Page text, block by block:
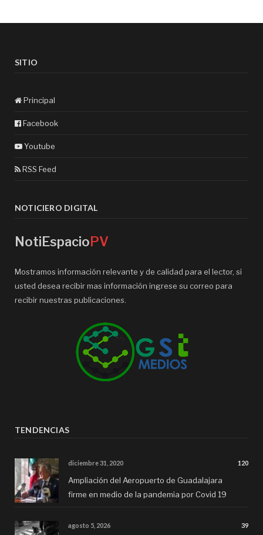
SITIO
Principal
Facebook
Youtube
RSS Feed
NOTICIERO DIGITAL
NotiEspacio PV
Mostramos información relevante y de calidad para el lector, si
usted desea recibir mas información ingrese su correo para
recibir nuestras publicaciones.
TENDENCIAS
diciembre 31, 2020 120
Ampliación del Aeropuerto de Guadalajara
firme en medio de la pandemia por Covid 19
agosto 5, 2026 39